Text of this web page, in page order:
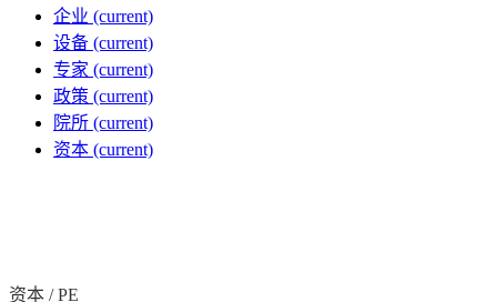
企业 (current)
设备 (current)
专家 (current)
政策 (current)
院所 (current)
资本 (current)
资本 /PE